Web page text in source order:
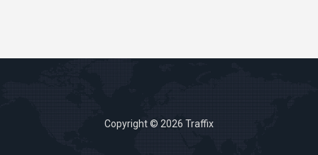
Copyright © 2026 Traffix